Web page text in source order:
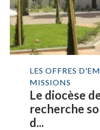
LES OFFRES
MISSIONS
Le diocèse
recherche
d...